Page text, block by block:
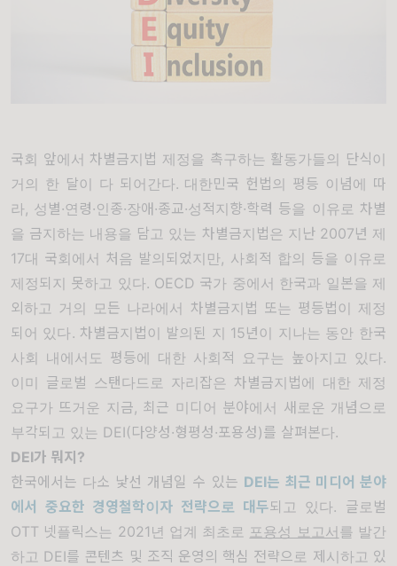
국회 앞에서 차별금지법 제정을 촉구하는 활동가들의 단식이
거의 한 달이 다 되어간다. 대한민국 헌법의 평등 이념에 따
라, 성별·연령·인종·장애·종교·성적지향·학력 등을 이유로 차별
을 금지하는 내용을 담고 있는 차별금지법은 지난 2007년 제
17대 국회에서 처음 발의되었지만, 사회적 합의 등을 이유로
제정되지 못하고 있다. OECD 국가 중에서 한국과 일본을 제
외하고 거의 모든 나라에서 차별금지법 또는 평등법이 제정
되어 있다. 차별금지법이 발의된 지 15년이 지나는 동안 한국
사회 내에서도 평등에 대한 사회적 요구는 높아지고 있다.
이미 글로벌 스탠다드로 자리잡은 차별금지법에 대한 제정
요구가 뜨거운 지금, 최근 미디어 분야에서 새로운 개념으로
부각되고 있는 DEI(다양성·형평성·포용성)를 살펴본다.
DEI가 뭐지?
한국에서는 다소 낯선 개념일 수 있는 DEI는 최근 미디어 분야
에서 중요한 경영철학이자 전략으로 대두되고 있다. 글로벌
OTT 넷플릭스는 2021년 업계 최초로 포용성 보고서를 발간
하고 DEI를 콘텐츠 및 조직 운영의 핵심 전략으로 제시하고 있